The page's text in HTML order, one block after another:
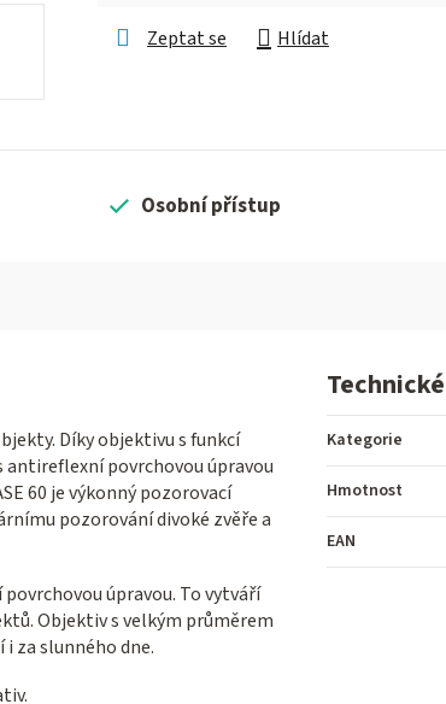
Zeptat se Hlídat
Osobní přístup
Díky objektivu s funkcí
antireflexní povrchovou úpravou
60 je výkonný pozorovací
pozorování divoké zvěře a
úpravou. To vytváří
Objektiv s velkým průměrem
za slunného dne.
Kategorie
Hmotnost
EAN